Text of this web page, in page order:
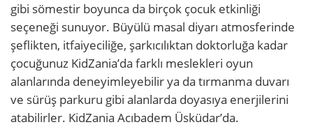
gibi sömestir boyunca da birçok çocuk etkinliği
seçeneği sunuyor. Büyülü masal diyarı atmosferinde
şeflikten, itfaiyeciliğe, şarkıcılıktan doktorluğa kadar
çocuğunuz KidZania’da farklı meslekleri oyun
alanlarında deneyimleyebilir ya da tırmanma duvarı
ve sürüş parkuru gibi alanlarda doyasıya enerjilerini
atabilirler. KidZania Acıbadem Üsküdar’da.